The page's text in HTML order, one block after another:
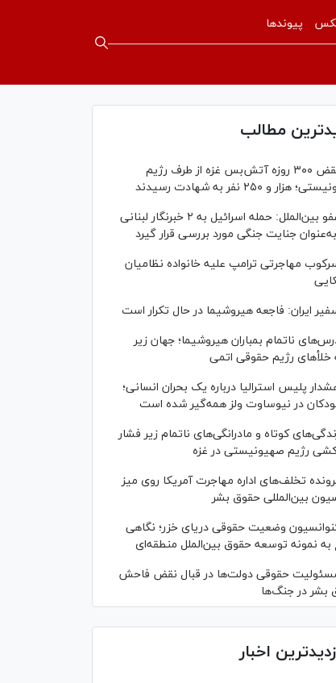
پیوندها
مطالب
نقض ۳۰۰ روزه آتش‌بس غزه از طرف رژیم
هزار و ۲۵۰ نفر به شهادت رسیدند
عفو بین‌الملل: حمله اسرائیل به ۲ خبرنگار لبنانی
به‌عنوان جنایت جنگی مورد بررسی قرار گیرد
مهاجرتی ترامپ علیه خانواده نظامیان
ایران: فاجعه هیروشیما در حال تکرار است
ناتمام بمباران هیروشیما؛ جهان زیر
خلأ‌های رژیم حقوقی اتمی
پلیس استرالیا درباره یک بحران انسانی؛
کودکان در نیوساوت ولز همه‌گیر شده است
کوتاه و مادرانگی‌های ناتمام زیر فشار
رژیم صهیونیستی در غزه
تخلف‌های اداره مهاجرت آمریکا روی میز
بین‌المللی حقوق بشر
وضعیت حقوقی دریای خزر؛ نگاهی
به نمونه توسعه حقوق بین‌الملل منطقه‌ای
حقوقی دولت‌ها در قبال نقض‌ فاحش
بشر در جنگ‌ها
اخبار